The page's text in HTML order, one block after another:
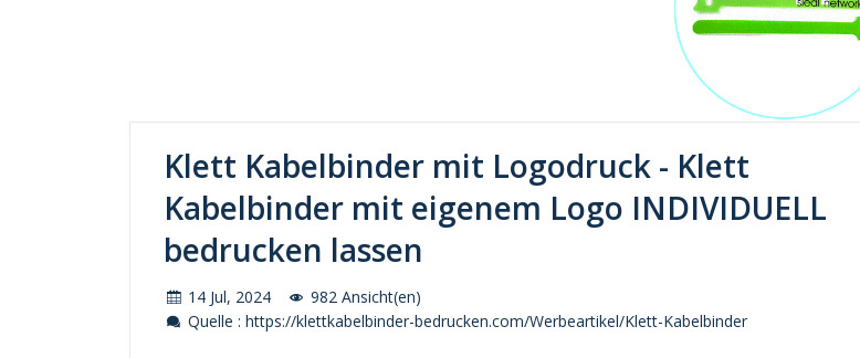
Klett Kabelbinder mit Logodruck - Klett
Kabelbinder mit eigenem Logo INDIVIDUELL
bedrucken lassen
14 Jul, 2024
982 Ansicht(en)
Quelle : https://klettkabelbinder-bedrucken.com/Werbeartikel/Klett-Kabelbinder